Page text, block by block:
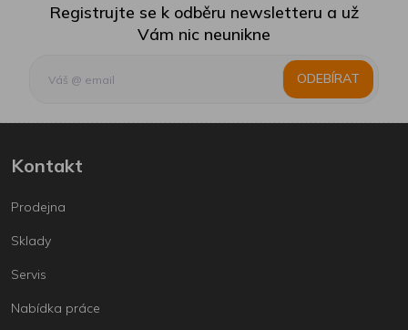
Registrujte se k odběru newsletteru a už
Vám nic neunikne
ODEBÍRAT
Kontakt
Prodejna
Sklady
Servis
Nabídka práce